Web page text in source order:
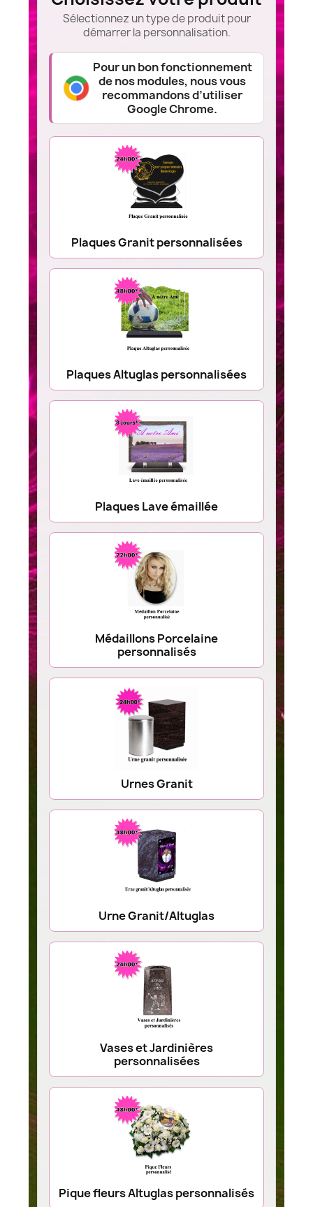
Sélectionnez un type de produit pour
démarrer la personnalisation.
Pour un bon fonctionnement
de nos modules, nous vous
recommandons d’utiliser
Google Chrome.
Plaques Granit personnalisées
Plaques Altuglas personnalisées
Plaques Lave émaillée
Médaillons Porcelaine
personnalisés
Urnes Granit
Urne Granit/Altuglas
Vases et Jardinières
personnalisées
Pique fleurs Altuglas personnalisés